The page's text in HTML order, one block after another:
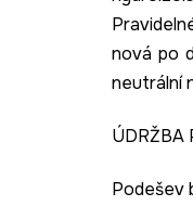
nová po
neutrální
ÚDRŽBA
Podešev